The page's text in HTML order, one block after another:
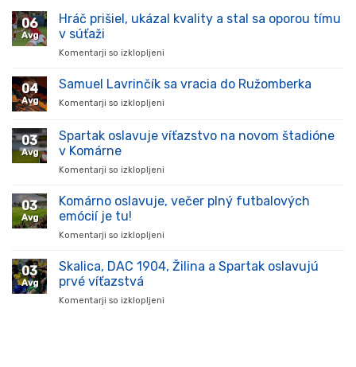
06
Avg
Hráč prišiel, ukázal kvality a stal sa oporou tímu
v súťaži
Komentarji so izklopljeni
prišiel,
stal
súťaži
04
Avg
Samuel Lavrinčík sa vracia do Ružomberka
Komentarji so izklopljeni
Lavrinčík
sa
03
Avg
Spartak oslavuje víťazstvo na novom štadióne
v Komárne
Komentarji so izklopljeni
oslavuje
v
03
Avg
Komárno oslavuje, večer plný futbalových
emócií je tu!
Komentarji so izklopljeni
oslavuje,
03
Avg
Skalica, DAC 1904, Žilina a Spartak oslavujú
prvé víťazstvá
Komentarji so izklopljeni